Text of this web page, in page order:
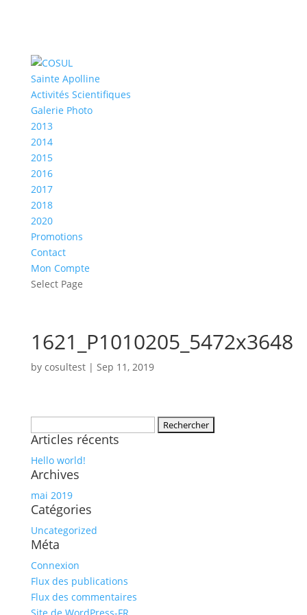
Sainte Apolline
Activités Scientifiques
Galerie Photo
2013
2014
2015
2016
2017
2018
2020
Promotions
Contact
Mon Compte
Select Page
1621_P1010205_5472x3648
by cosultest| Sep 11, 2019
Articles récents
Hello world!
Archives
mai 2019
Catégories
Uncategorized
Méta
Connexion
Flux des publications
Flux des commentaires